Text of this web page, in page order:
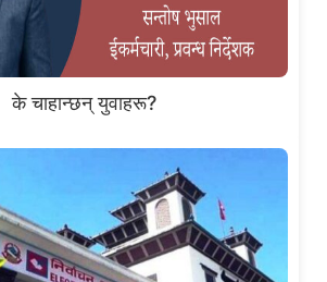
के चाहान्छन् युवाहरू?